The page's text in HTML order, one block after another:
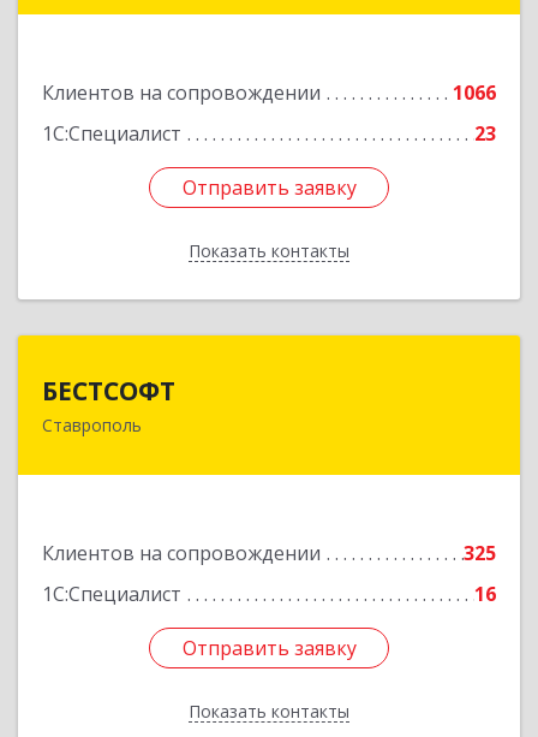
Клиентов на сопровождении
1066
1С:Специалист
23
Отправить заявку
Показать контакты
Отправить заявку
Назад
БЕСТСОФТ
Ставрополь
Клиентов на сопровождении
325
1С:Специалист
16
Отправить заявку
Показать контакты
355011, Ставропольский край, Ставрополь г,
Отправить заявку
Назад